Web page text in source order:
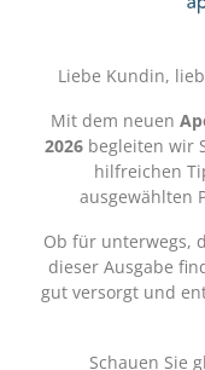
Liebe Kundin,
Mit dem neuen
2026 begleiten wir
hilfreichen
ausgewählten
Ob für unterwegs,
dieser Ausgabe
gut versorgt und
Schauen Sie